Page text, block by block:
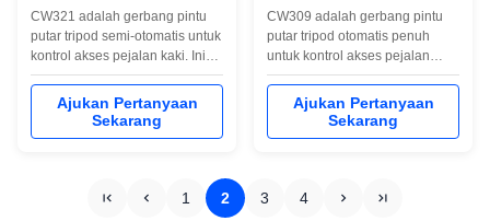
Akses Pejalan kaki
CW321 adalah gerbang pintu
putar tripod semi-otomatis untuk
kontrol akses pejalan kaki. Ini
dilengkapi dengan kabinet baja
tahan karat 304 yang disikat,
jalur satu arah atau dua arah,
kecepatan jalur 30-40
Ajukan Pertanyaan
Sekarang
Kontrol Akses Pejalan
Kaki
CW309 adalah gerbang pintu
putar tripod otomatis penuh
untuk kontrol akses pejalan
kaki. Ini dilengkapi dengan
kabinet baja tahan karat 304
yang disikat, jalur satu arah atau
dua arah, kecepatan jalur 30-40
Ajukan Pertanyaan
Sekarang
1 2 3 4